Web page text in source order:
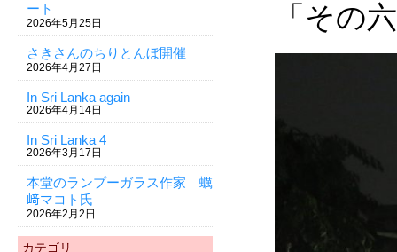
ート
2026年5月25日
さきさんのちりとんぼ開催
2026年4月27日
In Sri Lanka again
2026年4月14日
In Sri Lanka 4
2026年3月17日
本堂のランプーガラス作家 蠣
﨑マコト氏
2026年2月2日
カテゴリ
「その